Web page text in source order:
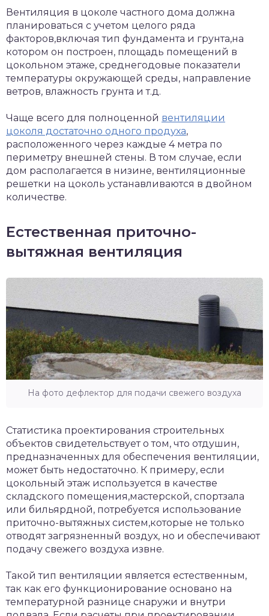
Вентиляция в цоколе частного дома должна
планироваться с учетом целого ряда
факторов,включая тип фундамента и грунта,на
котором он построен, площадь помещений в
цокольном этаже, среднегодовые показатели
температуры окружающей среды, направление
ветров, влажность грунта и т.д.
Чаще всего для полноценной вентиляции
цоколя достаточно одного продуха,
расположенного через каждые 4 метра по
периметру внешней стены. В том случае, если
дом располагается в низине, вентиляционные
решетки на цоколь устанавливаются в двойном
количестве.
Естественная приточно-
вытяжная вентиляция
На фото дефлектор для подачи свежего воздуха
Статистика проектирования строительных
объектов свидетельствует о том, что отдушин,
предназначенных для обеспечения вентиляции,
может быть недостаточно. К примеру, если
цокольный этаж используется в качестве
складского помещения,мастерской, спортзала
или бильярдной, потребуется использование
приточно-вытяжных систем,которые не только
отводят загрязненный воздух, но и обеспечивают
подачу свежего воздуха извне.
Такой тип вентиляции является естественным,
так как его функционирование основано на
температурной разнице снаружи и внутри